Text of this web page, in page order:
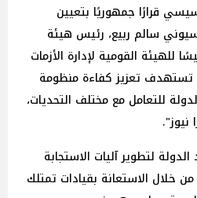
قرارًا جمهوريًا بتعيين
سالم ربيع، رئيس هيئة
للهيئة القومية لإدارة الأزمات
تعزيز كفاءة منظومة
للتعامل مع مختلف التحديات،
نيوز".
لتطوير آليات الاستجابة
خلال الاستعانة بقيادات تمتلك